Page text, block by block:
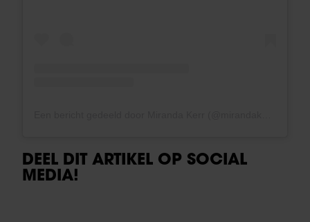
DEEL DIT ARTIKEL OP SOCIAL
MEDIA!